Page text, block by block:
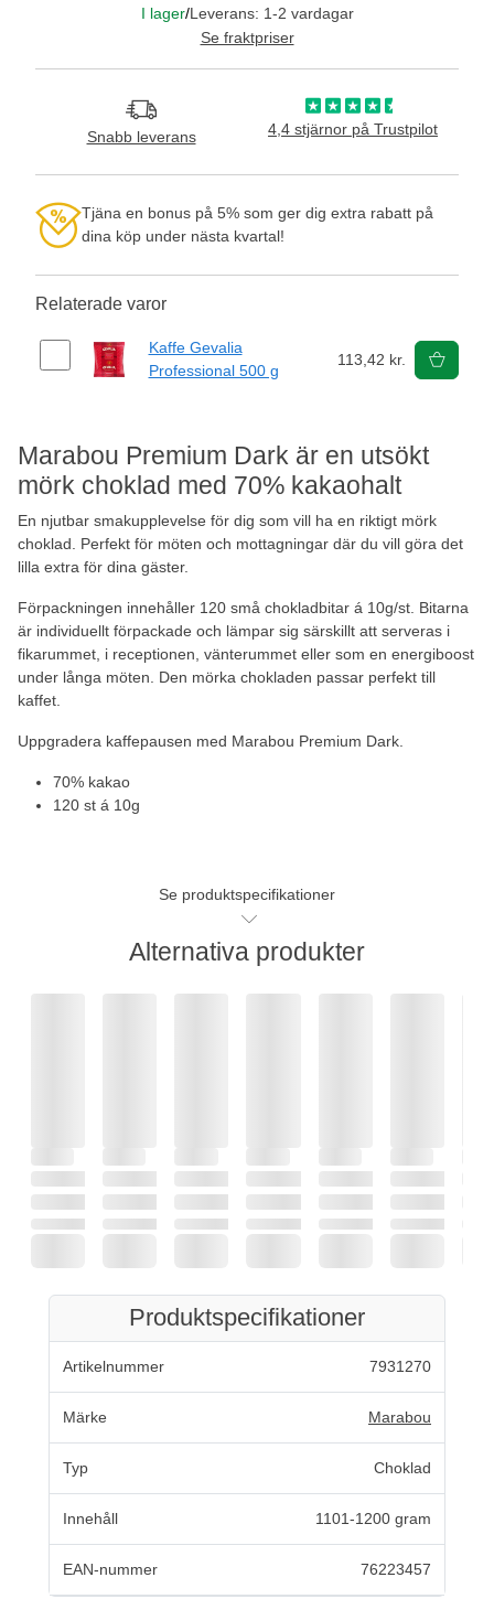
Marabou Premium Dark är en utsökt
mörk choklad med 70% kakaohalt
En njutbar smakupplevelse för dig som vill ha en riktigt mörk
choklad. Perfekt för möten och mottagningar där du vill göra det
lilla extra för dina gäster.
Förpackningen innehåller 120 små chokladbitar á 10g/st. Bitarna
är individuellt förpackade och lämpar sig särskillt att serveras i
fikarummet, i receptionen, vänterummet eller som en energiboost
under långa möten. Den mörka chokladen passar perfekt till
kaffet.
Uppgradera kaffepausen med Marabou Premium Dark.
70% kakao
120 st á 10g
Se produktspecifikationer
I lager/Leverans: 1-2 vardagar
Se fraktpriser
Snabb leverans 4,4 stjärnor på Trustpilot
Tjäna en bonus på 5% som ger dig extra rabatt på
dina köp under nästa kvartal!
Relaterade varor
Kaffe Gevalia
Professional 500 g
113,42 kr.
Alternativa produkter
Produktspecifikationer
Artikelnummer 7931270
Märke Marabou
Typ Choklad
Innehåll 1101-1200 gram
EAN-nummer 76223457